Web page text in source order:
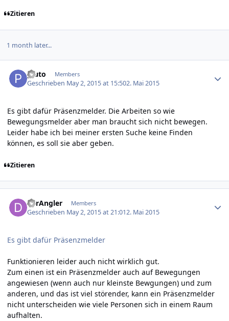
Zitieren
1 month later...
pluto Members
Geschrieben May 2, 2015 at 15:502. Mai 2015
Es gibt dafür Präsenzmelder. Die Arbeiten so wie
Bewegungsmelder aber man braucht sich nicht bewegen.
Leider habe ich bei meiner ersten Suche keine Finden
können, es soll sie aber geben.
Zitieren
derAngler Members
Geschrieben May 2, 2015 at 21:012. Mai 2015
Es gibt dafür Präsenzmelder
Funktionieren leider auch nicht wirklich gut.
Zum einen ist ein Präsenzmelder auch auf Bewegungen
angewiesen (wenn auch nur kleinste Bewgungen) und zum
anderen, und das ist viel störender, kann ein Präsenzmelder
nicht unterscheiden wie viele Personen sich in einem Raum
aufhalten.